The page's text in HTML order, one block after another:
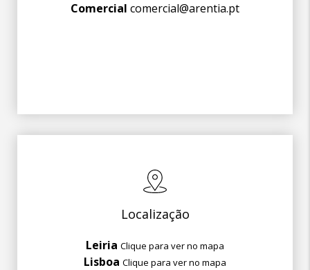
Comercial comercial@arentia.pt
Localização
Leiria Clique para ver no mapa
Lisboa Clique para ver no mapa